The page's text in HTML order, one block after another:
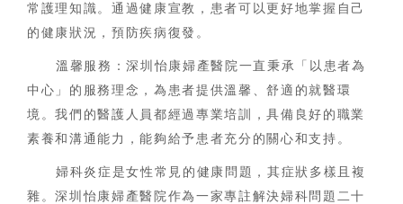
常護理知識。通過健康宣教，患者可以更好地掌握自己
的健康狀況，預防疾病復發。
溫馨服務：深圳怡康婦產醫院一直秉承「以患者為
中心」的服務理念，為患者提供溫馨、舒適的就醫環
境。我們的醫護人員都經過專業培訓，具備良好的職業
素養和溝通能力，能夠給予患者充分的關心和支持。
婦科炎症是女性常見的健康問題，其症狀多樣且複
雜。深圳怡康婦產醫院作為一家專註解決婦科問題二十